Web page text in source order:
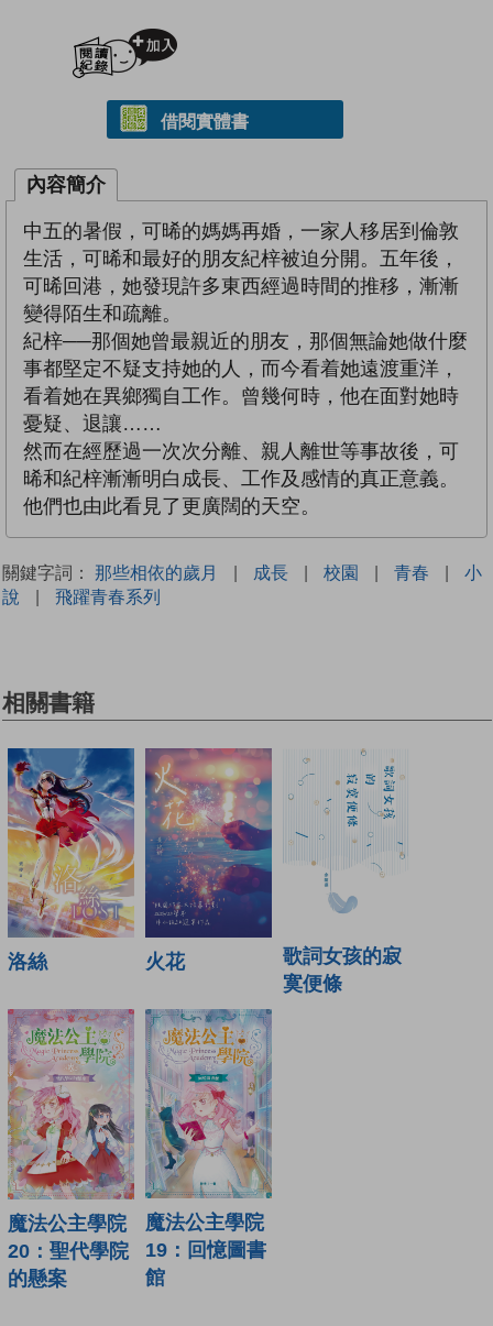
借閱實體書
內容簡介
中五的暑假，可晞的媽媽再婚，一家人移居到倫敦
生活，可晞和最好的朋友紀梓被迫分開。五年後，
可晞回港，她發現許多東西經過時間的推移，漸漸
變得陌生和疏離。
紀梓──那個她曾最親近的朋友，那個無論她做什麼
事都堅定不疑支持她的人，而今看着她遠渡重洋，
看着她在異鄉獨自工作。曾幾何時，他在面對她時
憂疑、退讓……
然而在經歷過一次次分離、親人離世等事故後，可
晞和紀梓漸漸明白成長、工作及感情的真正意義。
他們也由此看見了更廣闊的天空。
關鍵字詞： 那些相依的歲月 | 成長 | 校園 | 青春 |
小
說
| 飛躍青春系列
相關書籍
洛絲 火花
歌詞女孩的寂
寞便條
魔法公主學院
20：聖代學院
的懸案
魔法公主學院
19：回憶圖書
館